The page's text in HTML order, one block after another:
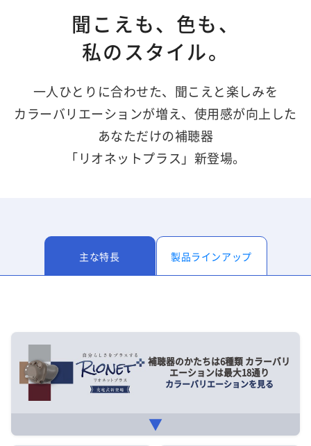
聞こえも、色も、
私のスタイル。
一人ひとりに合わせた、聞こえと楽しみを
カラーバリエーションが増え、使用感が向上した
あなただけの補聴器
「リオネットプラス」新登場。
主な特長 製品ラインアップ
補聴器のかたちは6種類 カラーバリ
エーションは最大18通り
カラーバリエーションを見る
▼